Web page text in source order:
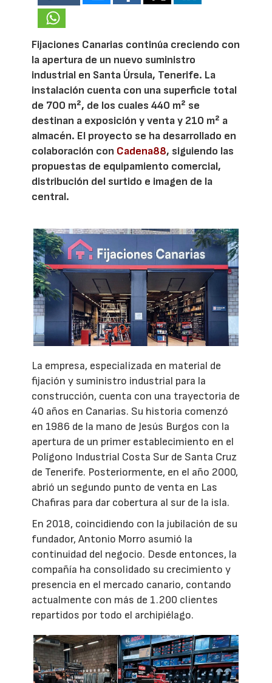
Fijaciones Canarias continúa creciendo con
la apertura de un nuevo suministro
industrial en Santa Úrsula, Tenerife. La
instalación cuenta con una superficie total
de 700 m², de los cuales 440 m² se
destinan a exposición y venta y 210 m² a
almacén. El proyecto se ha desarrollado en
colaboración con Cadena88, siguiendo las
propuestas de equipamiento comercial,
distribución del surtido e imagen de la
central.
La empresa, especializada en material de
fijación y suministro industrial para la
construcción, cuenta con una trayectoria de
40 años en Canarias. Su historia comenzó
en 1986 de la mano de Jesús Burgos con la
apertura de un primer establecimiento en el
Polígono Industrial Costa Sur de Santa Cruz
de Tenerife. Posteriormente, en el año 2000,
abrió un segundo punto de venta en Las
Chafiras para dar cobertura al sur de la isla.
En 2018, coincidiendo con la jubilación de su
fundador, Antonio Morro asumió la
continuidad del negocio. Desde entonces, la
compañía ha consolidado su crecimiento y
presencia en el mercado canario, contando
actualmente con más de 1.200 clientes
repartidos por todo el archipiélago.